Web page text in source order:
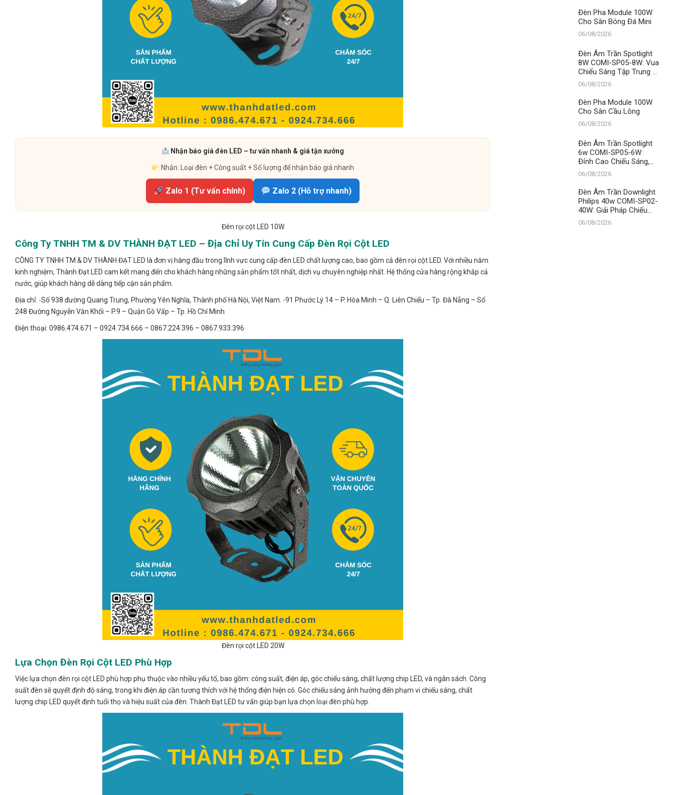
Nhận báo giá đèn LED – tư vấn nhanh & giá tận xưởng
Nhắn: Loại đèn + Công suất + Số lượng để nhận báo giá nhanh
Zalo 1 (Tư vấn chính) Zalo 2 (Hỗ trợ nhanh)
Đèn rọi cột LED 10W
Công Ty TNHH TM & DV THÀNH ĐẠT LED – Địa Chỉ Uy Tín Cung Cấp Đèn Rọi Cột LED
CÔNG TY TNHH TM & DV THÀNH ĐẠT LED là đơn vị hàng đầu trong lĩnh vực cung cấp đèn LED chất lượng cao, bao gồm cả đèn rọi cột LED. Với nhiều năm
kinh nghiệm, Thành Đạt LED cam kết mang đến cho khách hàng những sản phẩm tốt nhất, dịch vụ chuyên nghiệp nhất. Hệ thống cửa hàng rộng khắp cả
nước, giúp khách hàng dễ dàng tiếp cận sản phẩm.
Địa chỉ: -Số 938 đường Quang Trung, Phường Yên Nghĩa, Thành phố Hà Nội, Việt Nam. -91 Phước Lý 14 – P. Hòa Minh – Q. Liên Chiểu – Tp. Đà Nẵng – Số
248 Đường Nguyễn Văn Khối – P.9 – Quận Gò Vấp – Tp. Hồ Chí Minh
Điện thoại: 0986.474.671 – 0924.734.666 – 0867.224.396 – 0867.933.396
Đèn rọi cột LED 20W
Lựa Chọn Đèn Rọi Cột LED Phù Hợp
Việc lựa chọn đèn rọi cột LED phù hợp phụ thuộc vào nhiều yếu tố, bao gồm: công suất, điện áp, góc chiếu sáng, chất lượng chip LED, và ngân sách. Công
suất đèn sẽ quyết định độ sáng, trong khi điện áp cần tương thích với hệ thống điện hiện có. Góc chiếu sáng ảnh hưởng đến phạm vi chiếu sáng, chất
lượng chip LED quyết định tuổi thọ và hiệu suất của đèn. Thành Đạt LED tư vấn giúp bạn lựa chọn loại đèn phù hợp.
Đèn Pha Module 100W
Cho Sân Bóng Đá Mini
06/08/2026
Đèn Âm Trần Spotlight
8W COMI-SP05-8W: Vua
Chiếu Sáng Tập Trung –
Khẳng Định Vị Thế Số 1
Thanh Đạt LED
06/08/2026
Đèn Pha Module 100W
Cho Sân Cầu Lông
06/08/2026
Đèn Âm Trần Spotlight
6w COMI-SP05-6W:
Đỉnh Cao Chiếu Sáng,
Khẳng Định Vị Thế Số 1
Tại Thanh Đạt LED
06/08/2026
Đèn Âm Trần Downlight
Philips 40w COMI-SP02-
40W: Giải Pháp Chiếu
Sáng Đỉnh Cao Từ
Thành Đạt LED
06/08/2026